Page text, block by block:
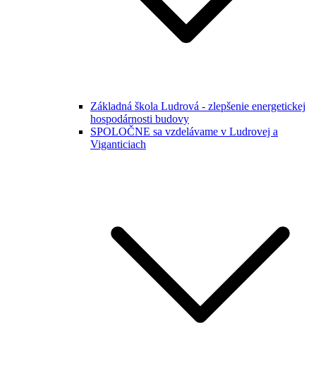
Základná škola Ludrová - zlepšenie energetickej
hospodárnosti budovy
SPOLOČNE sa vzdelávame v Ludrovej a
Viganticiach